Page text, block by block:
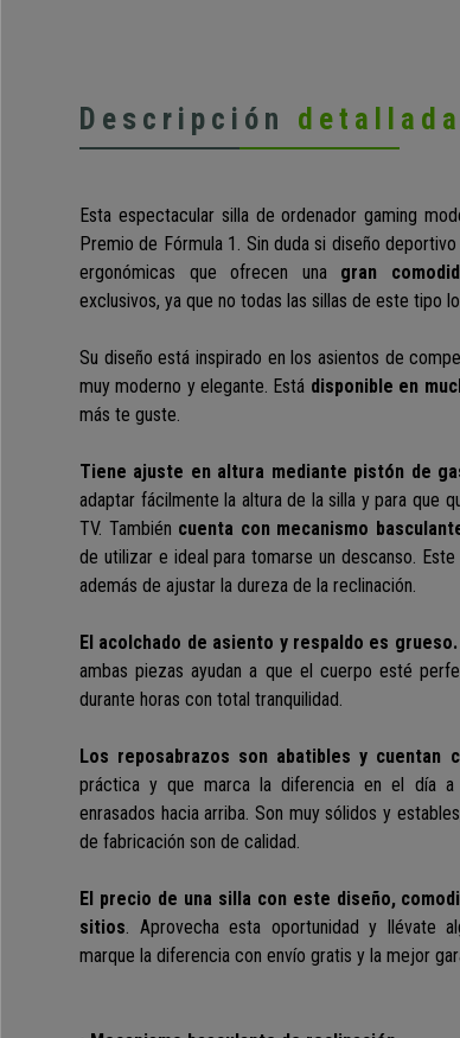
Descripción detallada
Esta espectacular silla de ordenador gaming
Premio de Fórmula 1. Sin duda si diseño
ergonómicas que ofrecen unagran
exclusivos, ya que no todas las sillas de este tipo
Su diseño está inspirado en los asientos de
muy moderno y elegante. Está disponible en
más te guste.
Tiene ajuste en altura mediante pistón de
adaptar fácilmente la altura de la silla y para que
TV. También cuenta con mecanismo
de utilizar e ideal para tomarse un descanso.
además de ajustar la dureza de la reclinación.
El acolchado de asiento y respaldo es grueso.
ambas piezas ayudan a que el cuerpo esté
durante horas con total tranquilidad.
Los reposabrazos son abatibles y cuentan
práctica y que marca la diferencia en el día a
enrasados hacia arriba. Son muy sólidos y
de fabricación son de calidad.
El precio de una silla con este diseño,
sitios. Aprovecha esta oportunidad y llévate
marque la diferencia con envío gratis y la mejor